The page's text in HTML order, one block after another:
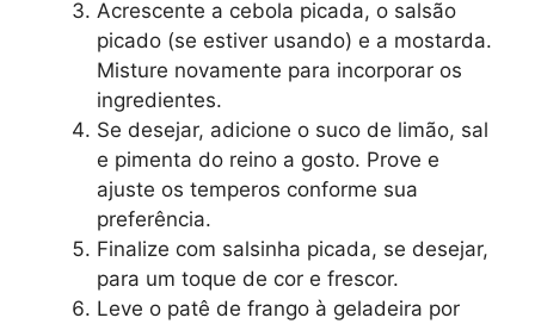
Acrescente a cebola picada, o salsão
picado (se estiver usando) e a mostarda.
Misture novamente para incorporar os
ingredientes.
Se desejar, adicione o suco de limão, sal
e pimenta do reino a gosto. Prove e
ajuste os temperos conforme sua
preferência.
Finalize com salsinha picada, se desejar,
para um toque de cor e frescor.
Leve o patê de frango à geladeira por